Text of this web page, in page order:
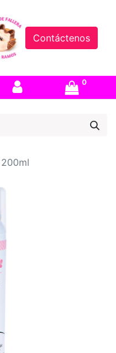
Contáctenos
0